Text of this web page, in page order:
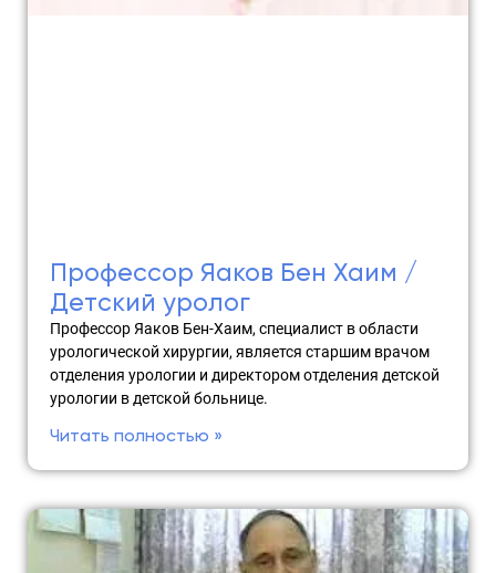
Профессор Яаков Бен Хаим /
Детский уролог
Профессор Яаков Бен-Хаим, специалист в области
урологической хирургии, является старшим врачом
отделения урологии и директором отделения детской
урологии в детской больнице.
Читать полностью »